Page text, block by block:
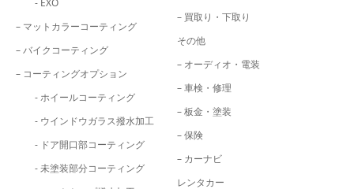
– マットカラーコーティング
– バイクコーティング
– コーティングオプション
- ホイールコーティング
- ウインドウガラス撥水加工
- ドア開口部コーティング
- 未塗装部分コーティング
– 買取り・下取り
その他
– オーディオ・電装
– 車検・修理
– 板金・塗装
– 保険
– カーナビ
レンタカー